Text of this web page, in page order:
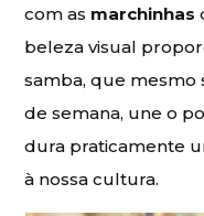
com as marchinhas
beleza visual
samba, que
de semana, une o
dura praticamente
à nossa cultura.